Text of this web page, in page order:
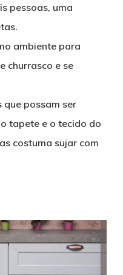
pessoas, uma
ambiente para
churrasco e se
possam ser
tapete e o tecido do
costuma sujar com